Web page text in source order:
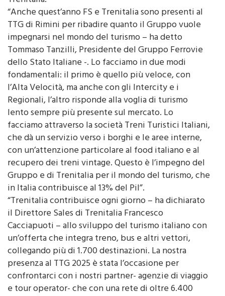
Trenitalia.
“Anche quest’anno FS e Trenitalia sono presenti al
TTG di Rimini per ribadire quanto il Gruppo vuole
impegnarsi nel mondo del turismo – ha detto
Tommaso Tanzilli, Presidente del Gruppo Ferrovie
dello Stato Italiane -. Lo facciamo in due modi
fondamentali: il primo è quello più veloce, con
l’Alta Velocità, ma anche con gli Intercity e i
Regionali, l’altro risponde alla voglia di turismo
lento sempre più presente sul mercato. Lo
facciamo attraverso la società Treni Turistici Italiani,
che dà un servizio verso i borghi e le aree interne,
con un’attenzione particolare al food italiano e al
recupero dei treni vintage. Questo è l’impegno del
Gruppo e di Trenitalia per il mondo del turismo, che
in Italia contribuisce al 13% del Pil”.
“Trenitalia contribuisce ogni giorno – ha dichiarato
il Direttore Sales di Trenitalia Francesco
Cacciapuoti – allo sviluppo del turismo italiano con
un’offerta che integra treno, bus e altri vettori,
collegando più di 1.700 destinazioni. La nostra
presenza al TTG 2025 è stata l’occasione per
confrontarci con i nostri partner- agenzie di viaggio